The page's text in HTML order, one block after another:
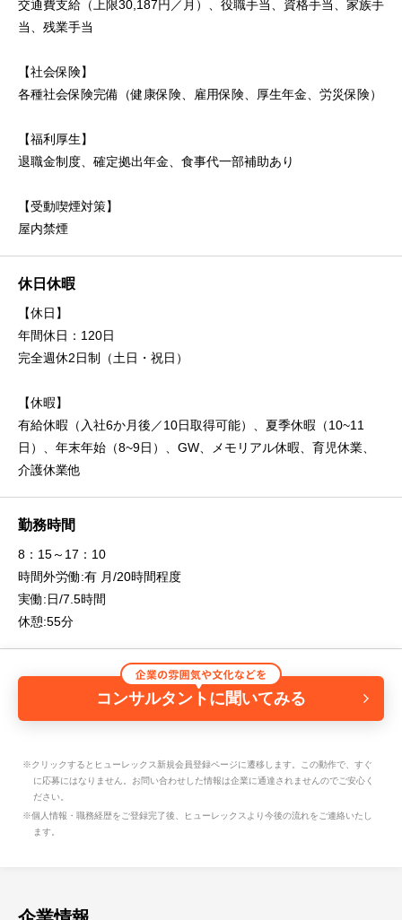
交通費支給（上限30,187円／月）、役職手当、資格手当、家族手
当、残業手当
【社会保険】
各種社会保険完備（健康保険、雇用保険、厚生年金、労災保険）
【福利厚生】
退職金制度、確定拠出年金、食事代一部補助あり
【受動喫煙対策】
屋内禁煙
休日休暇
【休日】
年間休日：120日
完全週休2日制（土日・祝日）
【休暇】
有給休暇（入社6か月後／10日取得可能）、夏季休暇（10~11
日）、年末年始（8~9日）、GW、メモリアル休暇、育児休業、
介護休業他
勤務時間
8：15～17：10
時間外労働:有 月/20時間程度
実働:日/7.5時間
休憩:55分
コンサルタントに聞いてみる
※クリックするとヒューレックス新規会員登録ページに遷移します。この動作で、すぐ
に応募にはなりません。お問い合わせした情報は企業に通達されませんのでご安心く
ださい。
※個人情報・職務経歴をご登録完了後、ヒューレックスより今後の流れをご連絡いたし
ます。